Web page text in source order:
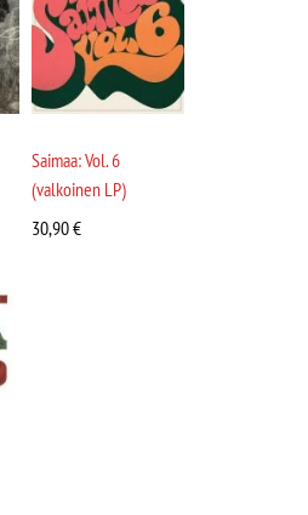
Saimaa: Vol. 6
(valkoinen LP)
30,90€